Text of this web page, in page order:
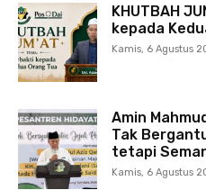
KHUTBAH
kepada
Kamis, 6 Agustus
Amin
Tak
tetapi
Kamis, 6 Agustus